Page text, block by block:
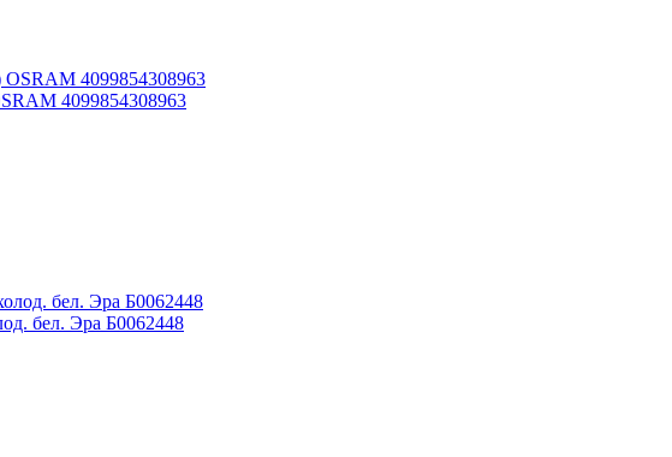
4099854308963
бел. Эра Б0062448